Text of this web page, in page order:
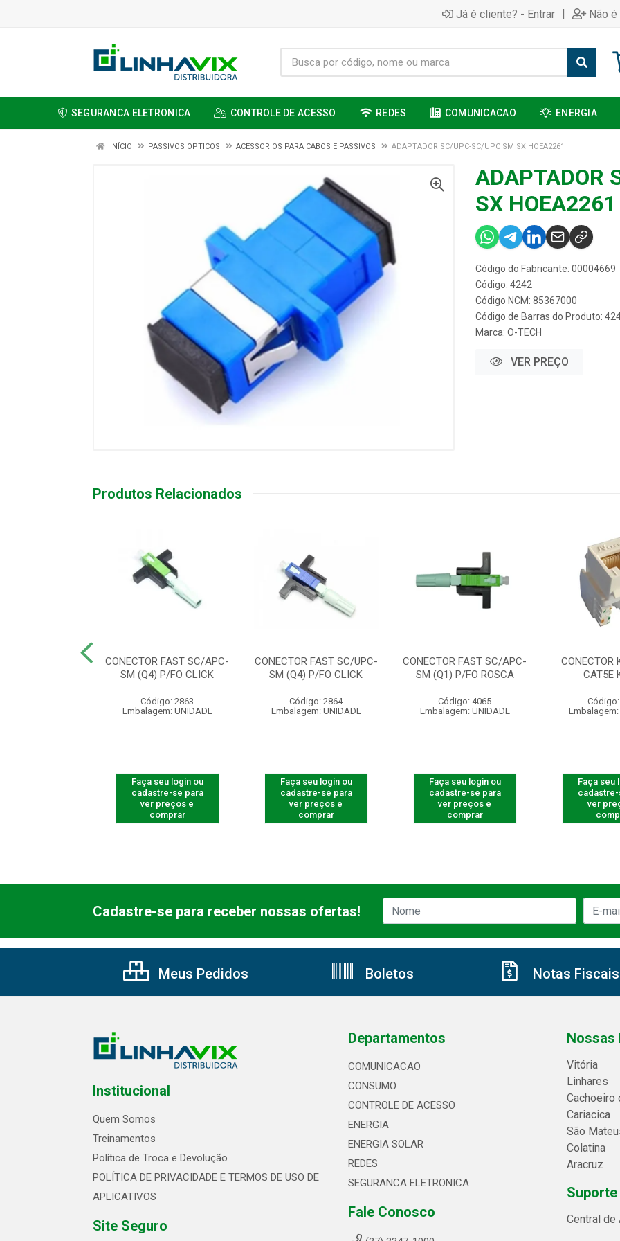
Já é cliente? - Entrar | Não
SEGURANCA ELETRONICA CONTROLE DE ACESSO REDES COMUNICACAO ENERGIA
INÍCIO PASSIVOS OPTICOS ACESSORIOS PARA CABOS E PASSIVOS ADAPTADOR SC/UPC-SC/UPC SM SX HOEA2261
ADAPTADOR
SX HOEA2261
Código do Fabricante: 00004669
Código: 4242
Código NCM: 85367000
Código de Barras do Produto:
Marca: O-TECH
VER PREÇO
Produtos Relacionados
CONECTOR FAST SC/APC-
SM (Q4) P/FO CLICK
Código: 2863
Embalagem: UNIDADE
Faça seu login ou
cadastre-se para
ver preços e
comprar
CONECTOR FAST SC/UPC-
SM (Q4) P/FO CLICK
Código: 2864
Embalagem: UNIDADE
Faça seu login ou
cadastre-se para
ver preços e
comprar
CONECTOR FAST SC/APC-
SM (Q1) P/FO ROSCA
Código: 4065
Embalagem: UNIDADE
Faça seu login ou
cadastre-se para
ver preços e
comprar
CONECTOR
CAT5E
Embalagem:
Faça seu
ver
Cadastre-se para receber nossas ofertas!
Meus Pedidos Boletos Notas Fiscais
Institucional
Quem Somos
Treinamentos
Política de Troca e Devolução
POLÍTICA DE PRIVACIDADE E TERMOS DE USO DE
APLICATIVOS
Site Seguro
Departamentos
COMUNICACAO
CONSUMO
CONTROLE DE ACESSO
ENERGIA
ENERGIA SOLAR
REDES
SEGURANCA ELETRONICA
Fale Conosco
Nossas
Vitória
Linhares
Cachoeiro
Cariacica
São
Colatina
Aracruz
Central de